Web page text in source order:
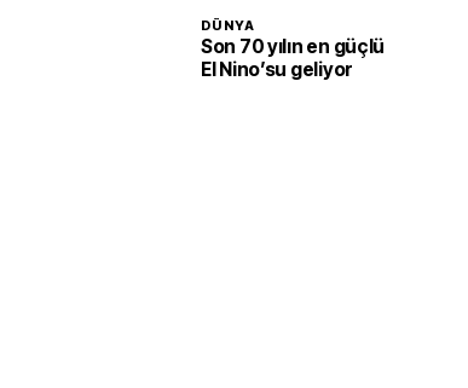
DÜNYA
Son 70 yılın en güçlü
El Nino’su geliyor